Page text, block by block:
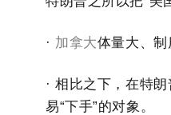
· 加拿大体量大、制
· 相比之下，在特
易“下手”的对象。